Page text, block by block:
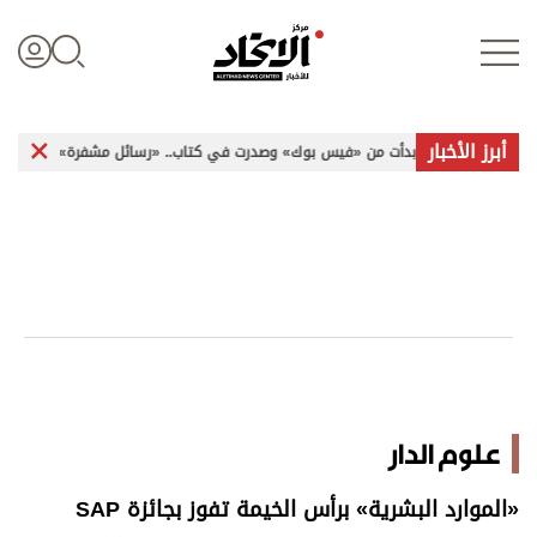
علوم الدار
اقتصاد
أبرز الأخبار
بدأت من «فيس بوك» وصدرت في كتاب.. «رسائل مشفرة» تخاطب الإنسانية
علوم الدار
«الموارد البشرية» برأس الخيمة تفوز بجائزة SAP